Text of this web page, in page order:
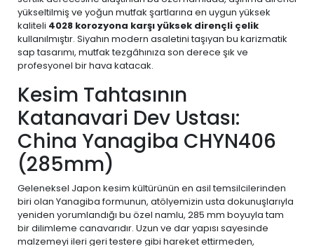
yükseltilmiş ve yoğun mutfak şartlarına en uygun yüksek
kaliteli 4028 korozyona karşı yüksek dirençli çelik
kullanılmıştır. Siyahın modern asaletini taşıyan bu karizmatik
sap tasarımı, mutfak tezgâhınıza son derece şık ve
profesyonel bir hava katacak.
Kesim Tahtasının
Katanavari Dev Ustası:
China Yanagiba CHYN406
(285mm)
Geleneksel Japon kesim kültürünün en asil temsilcilerinden
biri olan Yanagiba formunun, atölyemizin usta dokunuşlarıyla
yeniden yorumlandığı bu özel namlu, 285 mm boyuyla tam
bir dilimleme canavarıdır. Uzun ve dar yapısı sayesinde
malzemeyi ileri geri testere gibi hareket ettirmeden,